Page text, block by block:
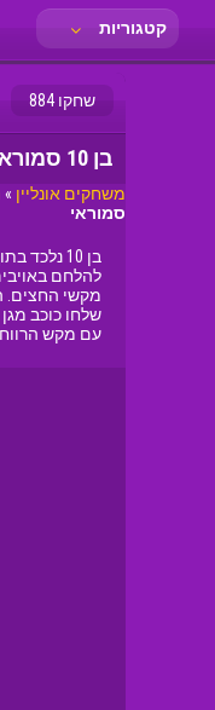
קטגוריות
שחקו 884
בן 10 סמוראי
משחקים אונליין »
סמוראי
בן 10
להלחם
עם מקש הרווח